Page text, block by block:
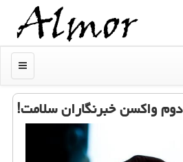
منو
واکسن خبرنگاران سلامت!